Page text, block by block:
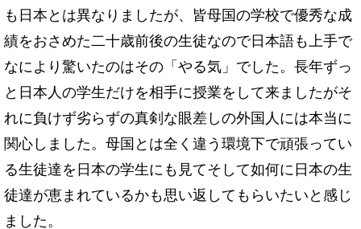
も日本とは異なりましたが、 皆母国の学校で優秀な成
績をおさめた二十歳前後の生徒なので日本語も上手で
なにより驚いたのはその「やる気」でした。 長年ずっ
と日本人の学生だけを相手に授業をして来ましたがそ
れに負けず劣らずの真剣な眼差しの外国人には本当に
関心しました。 母国とは全く違う環境下で頑張ってい
る生徒達を日本の学生にも見てそして如何に日本の生
徒達が恵まれているかも思い返してもらいたいと感じ
ました。